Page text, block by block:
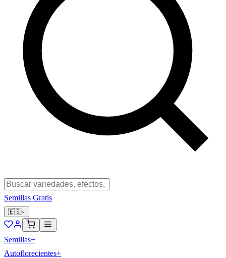
Semillas Gratis
🇪🇸
Semillas+
Autoflorecientes+